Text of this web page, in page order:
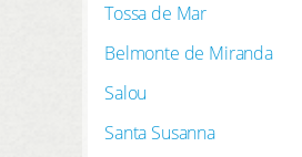
Tossa de Mar
Belmonte de Miranda
Salou
Santa Susanna